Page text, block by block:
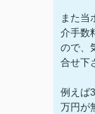
また当
介手数
ので、
合せ下
例えば
万円が